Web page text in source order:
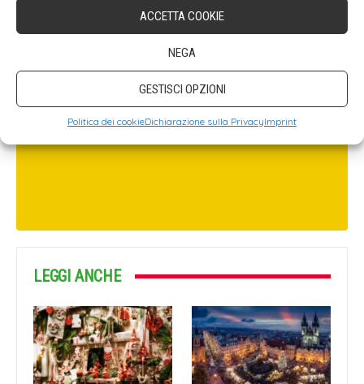
ACCETTA COOKIE
NEGA
GESTISCI OPZIONI
Politica dei cookieDichiarazione sulla PrivacyImprint
LEGGI ANCHE